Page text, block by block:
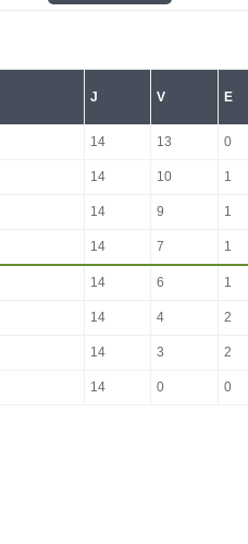
J V E
14 13 0
14 10 1
14 9 1
14 7 1
14 6 1
14 4 2
14 3 2
14 0 0